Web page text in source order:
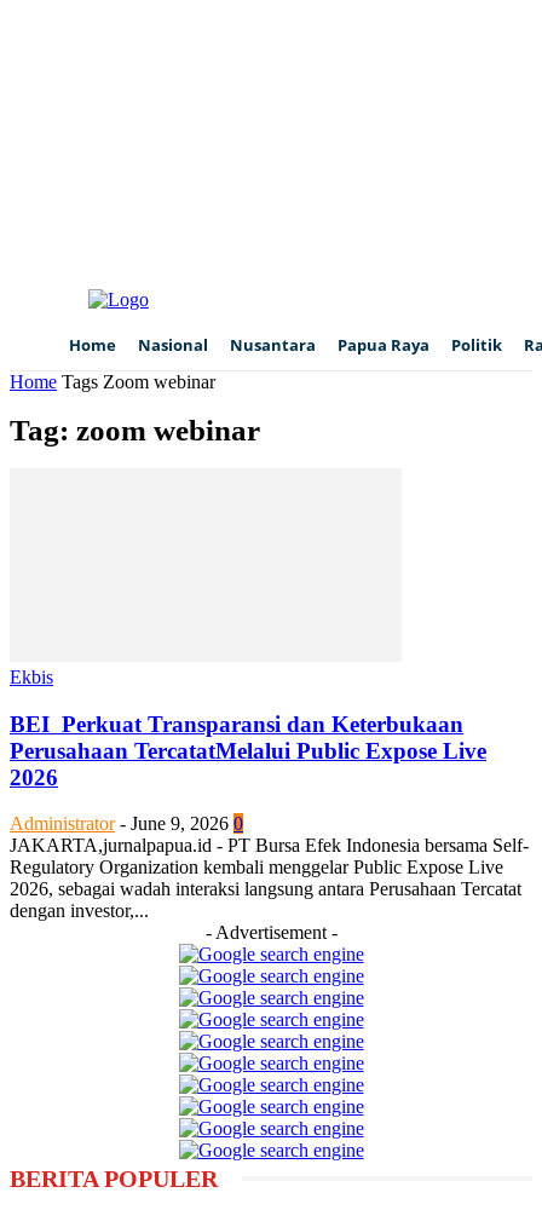
Home Nasional Nusantara Papua Raya Politik
Home Tags Zoom webinar
Tag: zoom webinar
Ekbis
BEI Perkuat Transparansi dan Keterbukaan
Perusahaan TercatatMelalui Public Expose Live
2026
Administrator - June 9, 2026 0
JAKARTA,jurnalpapua.id - PT Bursa Efek Indonesia bersama Self-
Regulatory Organization kembali menggelar Public Expose Live
2026, sebagai wadah interaksi langsung antara Perusahaan Tercatat
dengan investor,...
- Advertisement -
BERITA POPULER